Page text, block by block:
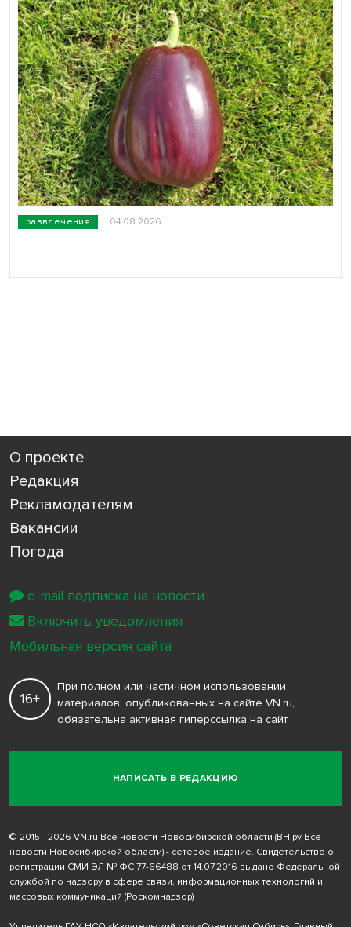
развлечения 04.08.2026
О проекте
Редакция
Рекламодателям
Вакансии
Погода
НАПИСАТЬ В РЕДАКЦИЮ
16+
При полном или частичном использовании
материалов, опубликованных на сайте VN.ru,
обязательна активная гиперссылка на сайт
© 2015 - 2026 VN.ru Все новости Новосибирской области (ВН.ру Все
новости Новосибирской области) - сетевое издание. Свидетельство о
регистрации СМИ ЭЛ № ФС 77-66488 от 14.07.2016 выдано Федеральной
службой по надзору в сфере связи, информационных технологий и
массовых коммуникаций (Роскомнадзор)
e-mail подписка на новости
Включить уведомления
Мобильная версия сайта